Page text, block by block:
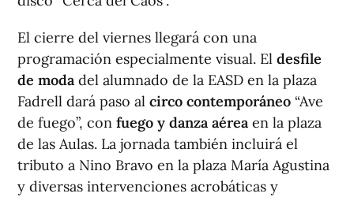
El cierre del viernes llegará con una
programación especialmente visual. El desfile
de moda del alumnado de la EASD en la plaza
Fadrell dará paso al circo contemporáneo “Ave
de fuego”, con fuego y danza aérea en la plaza
de las Aulas. La jornada también incluirá el
tributo a Nino Bravo en la plaza María Agustina
y diversas intervenciones acrobáticas y